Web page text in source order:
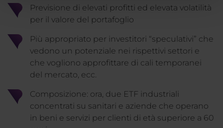
Previsione di elevati profitti ed elevata volatilità
per il valore del portafoglio
Più appropriato per investitori “speculativi” che
vedono un potenziale nei rispettivi settori e
che vogliono approfittare di cali temporanei
del mercato, ecc.
Composizione: ora, due ETF industriali
concentrati su sanitari e aziende che operano
in beni e servizi per clienti di età superiore a 60